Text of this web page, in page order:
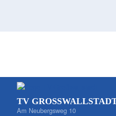
TV GROSSWALLSTADT
Am Neubergsweg 10